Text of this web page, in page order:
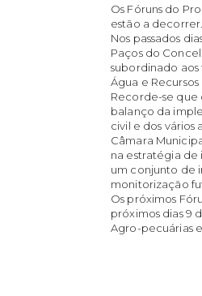
Os Fóruns do
estão a decorrer.
Nos passados
Paços do
subordinado aos
Água e Recursos
Recorde-se que
balanço da
civil e dos
Câmara
na estratégia
um conjunto de
monitorização
Os próximos
próximos dias 9
Agro-pecuárias